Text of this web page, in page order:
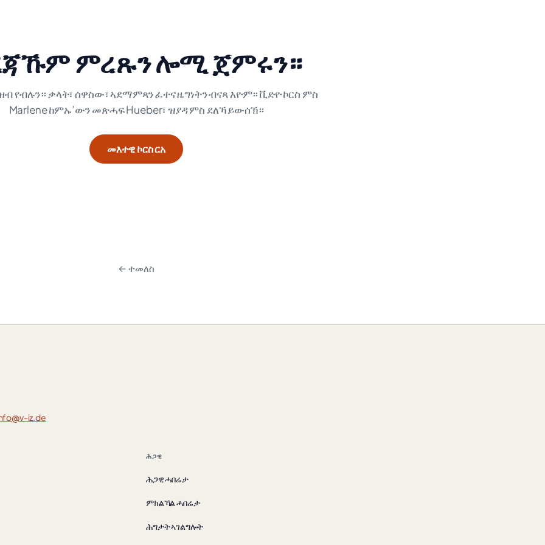
ምረጹን ሎሚ ጀምሩን።
የብሉን። ቃላት፣ ሰዋስው፣ ኣደማምጻን ፈተና ዜግነትን ብናጻ እዮም። ቪድዮ ኮርስ ምስ
Marlene ከምኡ’ውን መጽሓፍ Hueber፣ ዝያዳ ምስ ደለኻ ይውሰኽ።
መእተዊ ኮርስ ርአ
← ተመለስ
iz.de
ሕጋዊ
ሕጋዊ ሓበሬታ
ምክልኻል ሓበሬታ
ሕግታት ኣገልግሎት